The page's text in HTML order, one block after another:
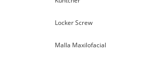
Locker Screw
Malla Maxilofacial